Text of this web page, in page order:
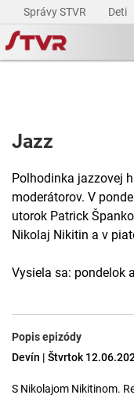
Správy STVR Deti
Jazz
Polhodinka jazzovej
moderátorov. V
utorok Patrick
Nikolaj Nikitin a v
Vysiela sa: pondelok
Popis epizódy
Devín | Štvrtok
S Nikolajom Nikitinom.